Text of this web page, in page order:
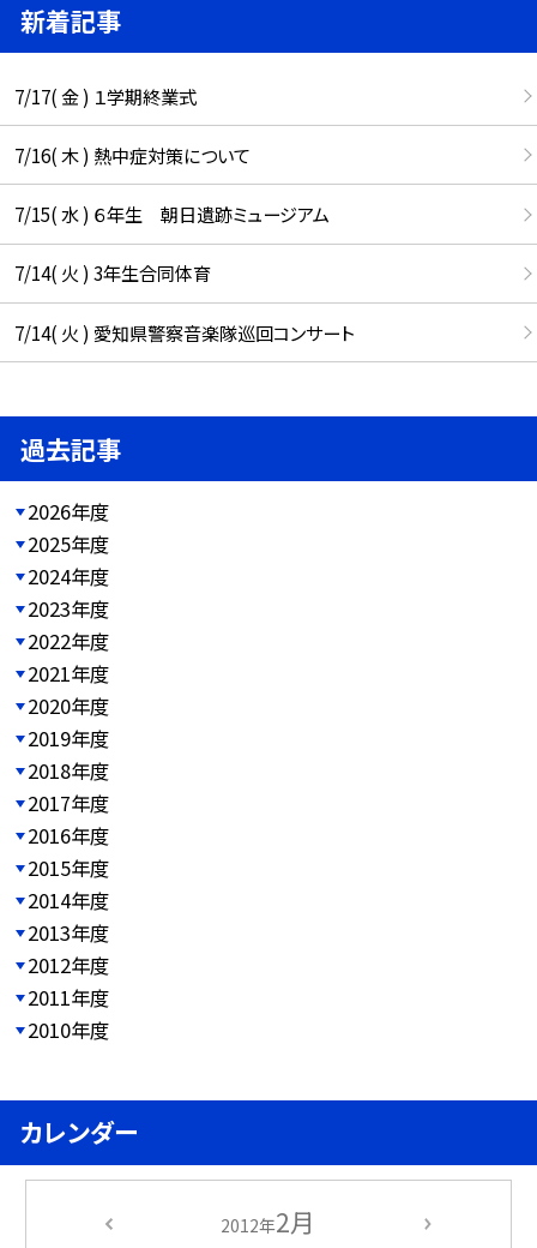
新着記事
7/17( 金 ) １学期終業式
7/16( 木 ) 熱中症対策について
7/15( 水 ) ６年生 朝日遺跡ミュージアム
7/14( 火 ) 3年生合同体育
7/14( 火 ) 愛知県警察音楽隊巡回コンサート
過去記事
2026年度
2025年度
2024年度
2023年度
2022年度
2021年度
2020年度
2019年度
2018年度
2017年度
2016年度
2015年度
2014年度
2013年度
2012年度
2011年度
2010年度
カレンダー
2012年2月